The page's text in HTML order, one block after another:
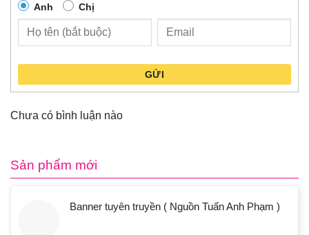
Anh Chị
GỬI
Chưa có bình luận nào
Sản phẩm mới
Banner tuyên truyền ( Nguồn Tuấn Anh Phạm )